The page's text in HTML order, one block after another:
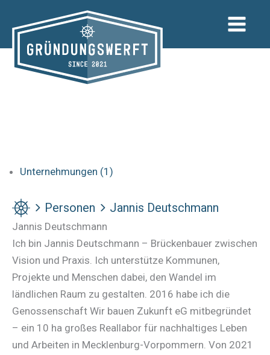
Inhalt
springen
Unternehmungen (1)
Personen Jannis Deutschmann
Jannis Deutschmann
Ich bin Jannis Deutschmann – Brückenbauer zwischen
Vision und Praxis. Ich unterstütze Kommunen,
Projekte und Menschen dabei, den Wandel im
ländlichen Raum zu gestalten. 2016 habe ich die
Genossenschaft Wir bauen Zukunft eG mitbegründet
– ein 10 ha großes Reallabor für nachhaltiges Leben
und Arbeiten in Mecklenburg-Vorpommern. Von 2021